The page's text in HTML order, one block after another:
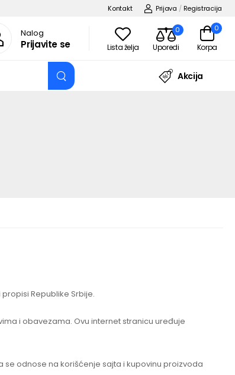
Kontakt Prijava / Registracija
Nalog
Prijavite se Lista želja
0
Uporedi
0
Korpa
Akcija
Republike Srbije.
i obavezama. Ovu internet stranicu uređuje
se odnose na korišćenje sajta i kupovinu proizvoda